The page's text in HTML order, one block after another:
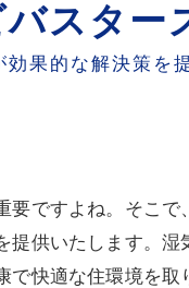
スター
果的な解決策を
ですよね。そこ
供いたします。
快適な住環境を